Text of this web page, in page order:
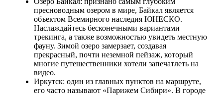
пресноводным озером в мире, Байкал является
объектом Всемирного наследия ЮНЕСКО.
Наслаждайтесь бесконечными вариантами
трекинга, а также возможностью увидеть местную
фауну. Зимой озеро замерзает, создавая
прекрасный, почти неземной пейзаж, который
многие путешественники хотели запечатлеть на
видео.
Иркутск: один из главных пунктов на маршруте,
его часто называют «Парижем Сибири». В городе